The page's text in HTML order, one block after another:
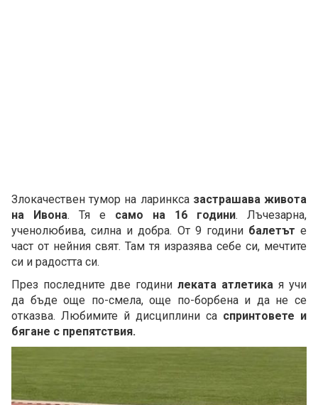
Злокачествен тумор на ларинкса застрашава живота
на Ивона. Тя е само на 16 години. Лъчезарна,
ученолюбива, силна и добра. От 9 години балетът е
част от нейния свят. Там тя изразява себе си, мечтите
си и радостта си.
През последните две години леката атлетика я учи
да бъде още по-смела, още по-борбена и да не се
отказва. Любимите й дисциплини са спринтовете и
бягане с препятствия.